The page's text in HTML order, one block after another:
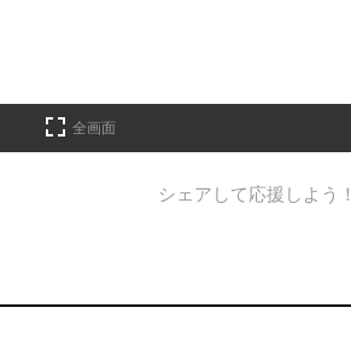
全画面
シェアして応援しよう！